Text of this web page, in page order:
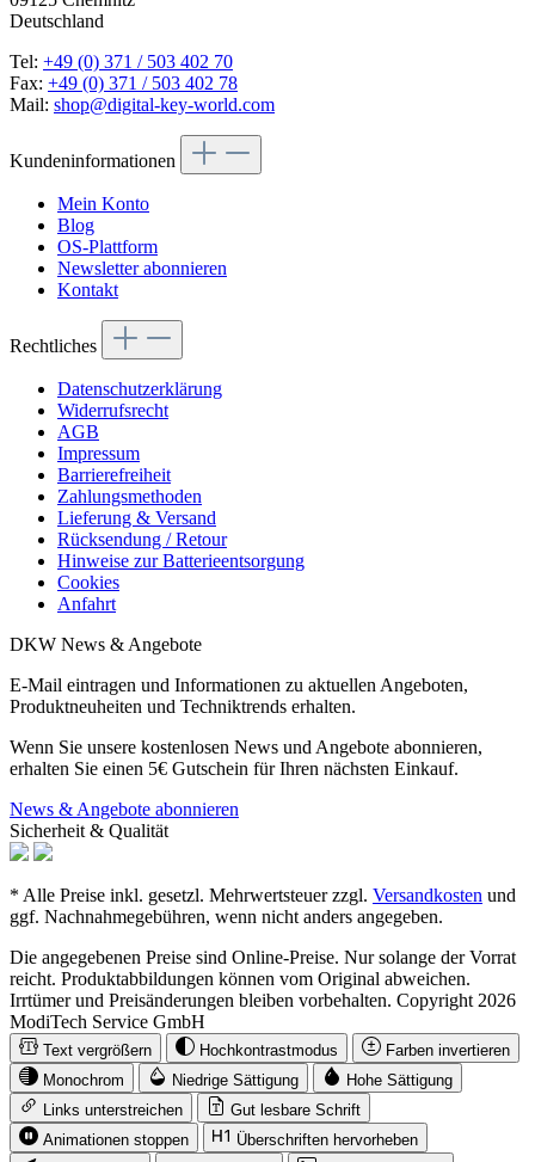
Deutschland
Tel: +49 (0) 371 / 503 402 70
Fax: +49 (0) 371 / 503 402 78
Mail: shop@digital-key-world.com
Kundeninformationen
Mein Konto
Blog
OS-Plattform
Newsletter abonnieren
Kontakt
Rechtliches
Datenschutzerklärung
Widerrufsrecht
AGB
Impressum
Barrierefreiheit
Zahlungsmethoden
Lieferung & Versand
Rücksendung / Retour
Hinweise zur Batterieentsorgung
Cookies
Anfahrt
DKW News & Angebote
E-Mail eintragen und Informationen zu aktuellen Angeboten,
Produktneuheiten und Techniktrends erhalten.
Wenn Sie unsere kostenlosen News und Angebote abonnieren,
erhalten Sie einen 5€ Gutschein für Ihren nächsten Einkauf.
News & Angebote abonnieren
Sicherheit & Qualität
* Alle Preise inkl. gesetzl. Mehrwertsteuer zzgl. Versandkosten und
ggf. Nachnahmegebühren, wenn nicht anders angegeben.
Die angegebenen Preise sind Online-Preise. Nur solange der Vorrat
reicht. Produktabbildungen können vom Original abweichen.
Irrtümer und Preisänderungen bleiben vorbehalten. Copyright 2026
ModiTech Service GmbH
Text vergrößern Hochkontrastmodus
Farben invertieren
Monochrom
Niedrige Sättigung
Hohe Sättigung
Links unterstreichen
Gut lesbare Schrift
Animationen stoppen
Überschriften hervorheben